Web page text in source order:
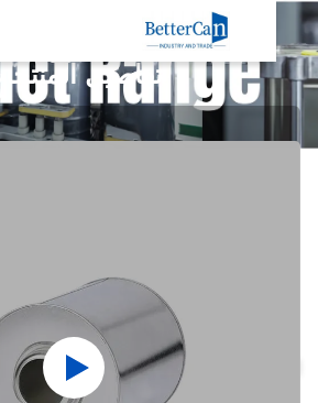
تفاصيل المنتجات